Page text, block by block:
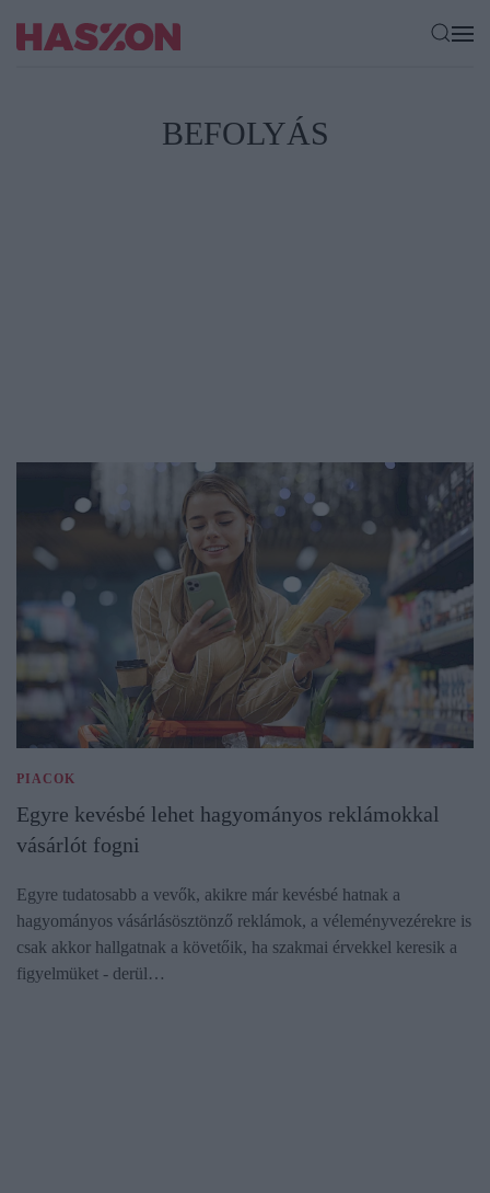
BEFOLYÁS
PIACOK
Egyre kevésbé lehet hagyományos reklámokkal
vásárlót fogni
Egyre tudatosabb a vevők, akikre már kevésbé hatnak a
hagyományos vásárlásösztönző reklámok, a véleményvezérekre is
csak akkor hallgatnak a követőik, ha szakmai érvekkel keresik a
figyelmüket - derül…